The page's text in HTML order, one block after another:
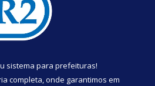
sistema para prefeituras!
completa, onde garantimos em